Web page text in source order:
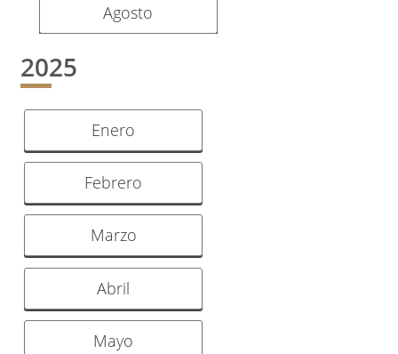
Agosto
2025
Enero
Febrero
Marzo
Abril
Mayo